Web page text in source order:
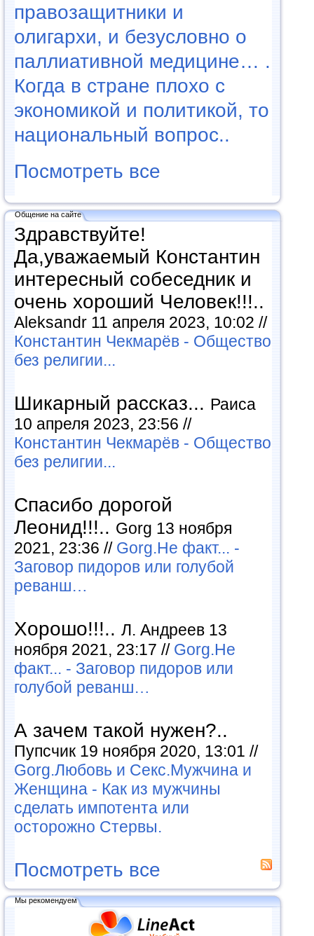
правозащитники и
олигархи, и безусловно о
паллиативной медицине… .
Когда в стране плохо с
экономикой и политикой, то
национальный вопрос..
Посмотреть все
Общение на сайте
Здравствуйте!
Да,уважаемый Константин
интересный собеседник и
очень хороший Человек!!!..
Aleksandr 11 апреля 2023, 10:02 //
Константин Чекмарёв - Общество
без религии...
Шикарный рассказ... Раиса
10 апреля 2023, 23:56 //
Константин Чекмарёв - Общество
без религии...
Спасибо дорогой
Леонид!!!.. Gorg 13 ноября
2021, 23:36 // Gorg.Не факт... -
Заговор пидоров или голубой
реванш…
Хорошо!!!.. Л. Андреев 13
ноября 2021, 23:17 // Gorg.Не
факт... - Заговор пидоров или
голубой реванш…
А зачем такой нужен?..
Пупсчик 19 ноября 2020, 13:01 //
Gorg.Любовь и Секс.Мужчина и
Женщина - Как из мужчины
сделать импотента или
осторожно Стервы.
Посмотреть все
Мы рекомендуем